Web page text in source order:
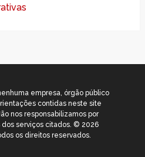
empresa, órgão público
contidas neste site
nos responsabilizamos por
serviços citados. © 2026
os direitos reservados.